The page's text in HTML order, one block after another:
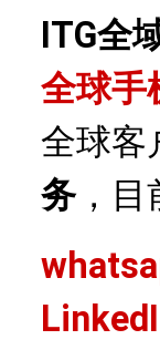
ITG全
全球手
全球客
务，目